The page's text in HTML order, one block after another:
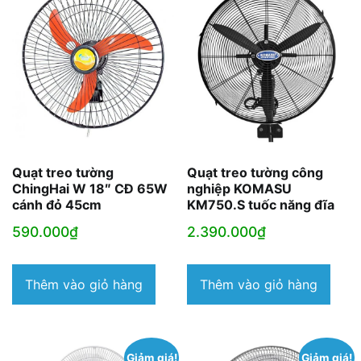
Quạt treo tường
ChingHai W 18″ CĐ 65W
cánh đỏ 45cm
590.000₫
Thêm vào giỏ hàng
Quạt treo tường công
nghiệp KOMASU
KM750.S tuốc năng đĩa
2.390.000₫
Thêm vào giỏ hàng
Giảm giá! Giảm giá!